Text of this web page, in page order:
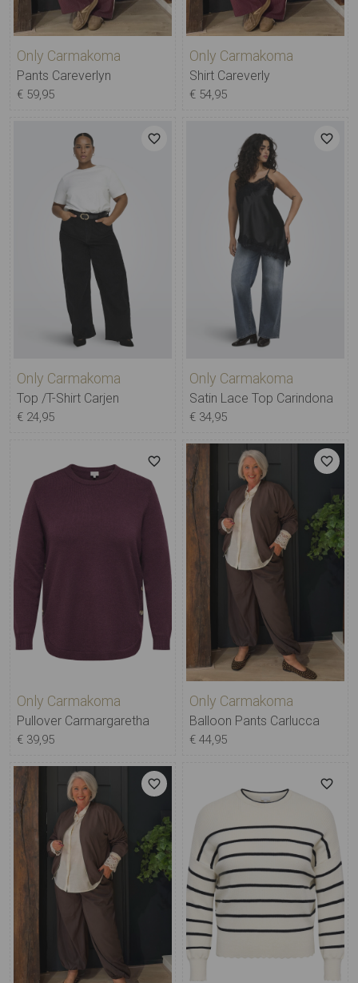
Only Carmakoma
Pants Careverlyn
€ 59,95
Only Carmakoma
Shirt Careverly
€ 54,95
Only Carmakoma
Top /T-Shirt Carjen
€ 24,95
Only Carmakoma
Satin Lace Top Carindona
€ 34,95
Only Carmakoma
Pullover Carmargaretha
€ 39,95
Only Carmakoma
Balloon Pants Carlucca
€ 44,95